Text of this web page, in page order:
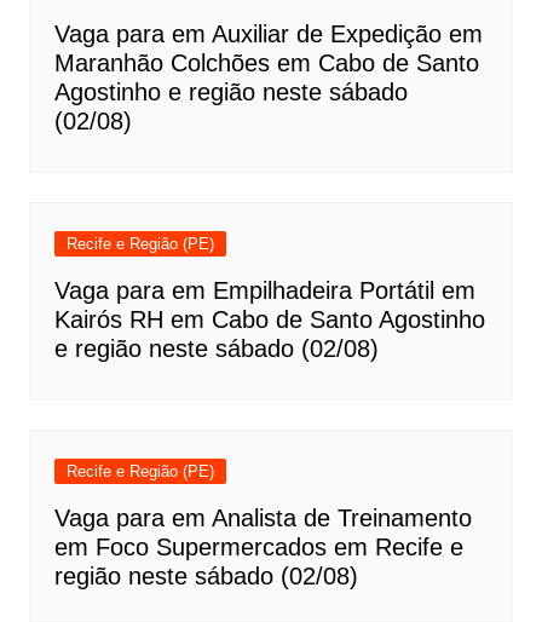
Vaga para em Auxiliar de Expedição em
Maranhão Colchões em Cabo de Santo
Agostinho e região neste sábado
(02/08)
Recife e Região (PE)
Vaga para em Empilhadeira Portátil em
Kairós RH em Cabo de Santo Agostinho
e região neste sábado (02/08)
Recife e Região (PE)
Vaga para em Analista de Treinamento
em Foco Supermercados em Recife e
região neste sábado (02/08)